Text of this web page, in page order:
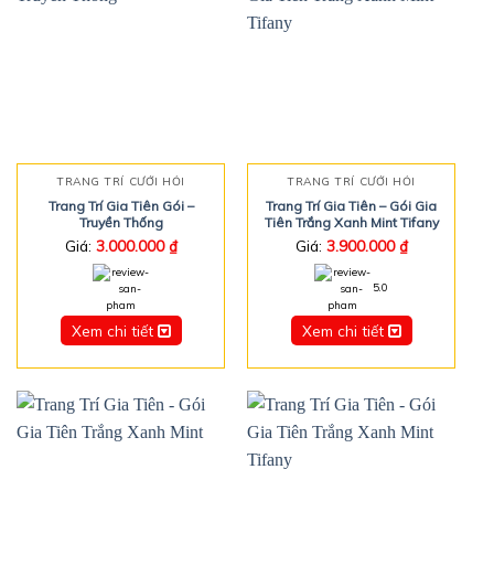
TRANG TRÍ CƯỚI HỎI
Trang Trí Gia Tiên Gói –
Truyền Thống
Giá: 3.000.000₫
Xem chi tiết
TRANG TRÍ CƯỚI HỎI
Trang Trí Gia Tiên – Gói Gia
Tiên Trắng Xanh Mint Tifany
Giá: 3.900.000₫
5.0
Xem chi tiết